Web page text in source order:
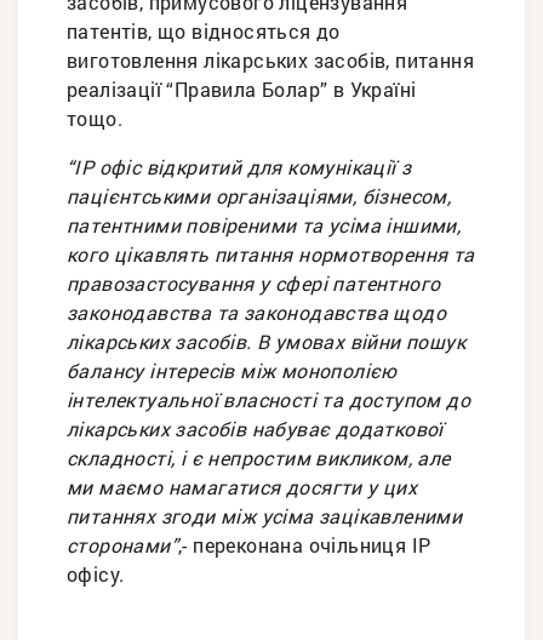
патентів, що відносяться до
виготовлення лікарських засобів, питання
реалізації “Правила Болар” в Україні
тощо.
“ІР офіс відкритий для комунікації з
пацієнтськими організаціями, бізнесом,
патентними повіреними та усіма іншими,
кого цікавлять питання нормотворення та
правозастосування у сфері патентного
законодавства та законодавства щодо
лікарських засобів. В умовах війни пошук
балансу інтересів між монополією
інтелектуальної власності та доступом до
лікарських засобів набуває додаткової
складності, і є непростим викликом, але
ми маємо намагатися досягти у цих
питаннях згоди між усіма зацікавленими
сторонами”,- переконана очільниця ІР
офісу.